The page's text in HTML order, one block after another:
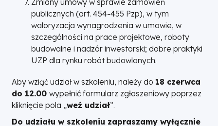
Zmiany umowy w sprawie zamówień
publicznych (art. 454-455 Pzp), w tym
waloryzacja wynagrodzenia w umowie, w
szczególności na prace projektowe, roboty
budowalne i nadzór inwestorski; dobre praktyki
UZP dla rynku robót budowlanych.
Aby wziąć udział w szkoleniu, należy do 18 czerwca
do 12.00 wypełnić formularz zgłoszeniowy poprzez
kliknięcie pola „weź udział”.
Do udziału w szkoleniu zapraszamy wyłącznie